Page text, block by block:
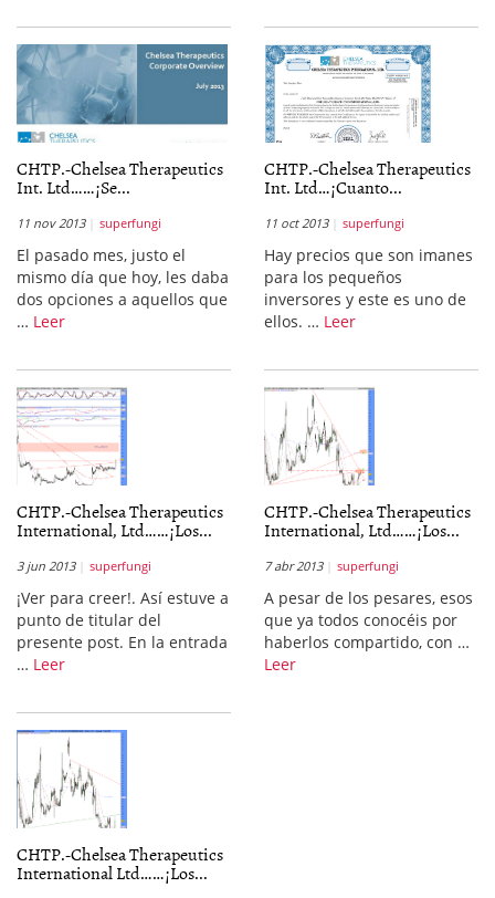
CHTP.-Chelsea Therapeutics
Int. Ltd……¡Se...
11 nov 2013 superfungi
El pasado mes, justo el
mismo día que hoy, les daba
dos opciones a aquellos que
… Leer
CHTP.-Chelsea Therapeutics
Int. Ltd…¡Cuanto...
11 oct 2013 superfungi
Hay precios que son imanes
para los pequeños
inversores y este es uno de
ellos. … Leer
CHTP.-Chelsea Therapeutics
International, Ltd……¡Los...
3 jun 2013 superfungi
¡Ver para creer!. Así estuve a
punto de titular del
presente post. En la entrada
… Leer
CHTP.-Chelsea Therapeutics
International, Ltd……¡Los...
7 abr 2013 superfungi
A pesar de los pesares, esos
que ya todos conocéis por
haberlos compartido, con …
Leer
CHTP.-Chelsea Therapeutics
International Ltd……¡Los...